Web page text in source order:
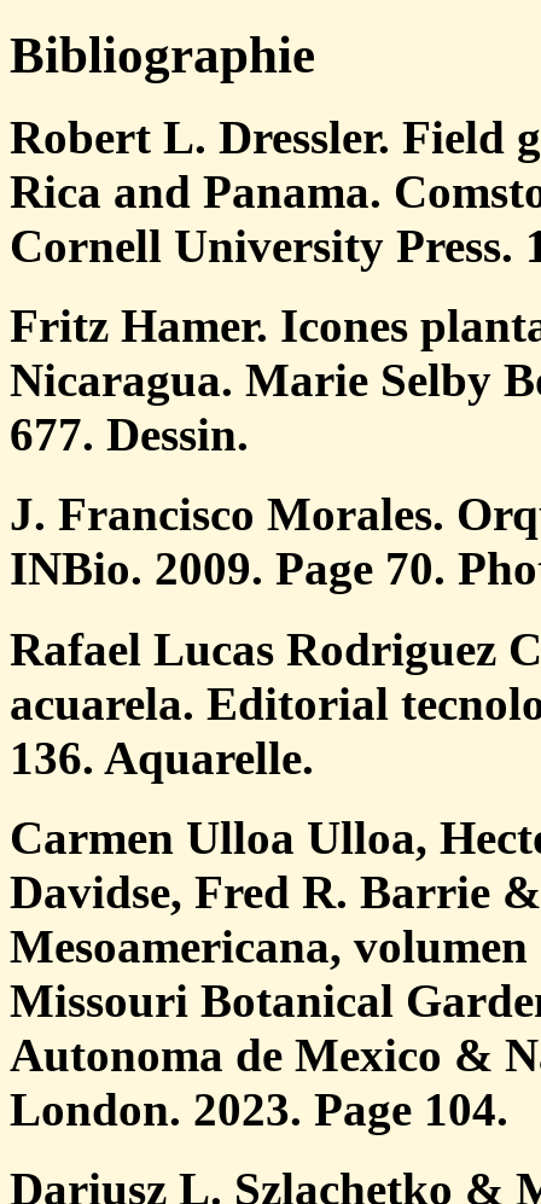
Bibliographie
Robert L. Dressler. Field
Rica and Panama.
Cornell University Press.
Fritz Hamer. Icones
Nicaragua. Marie Selby
677. Dessin.
J. Francisco Morales.
INBio. 2009. Page 70.
Rafael Lucas Rodriguez
acuarela. Editorial
136. Aquarelle.
Carmen Ulloa Ulloa,
Davidse, Fred R. Barrie
Mesoamericana,
Missouri Botanical
Autonoma de Mexico &
London. 2023. Page 104.
Dariusz L. Szlachetko &